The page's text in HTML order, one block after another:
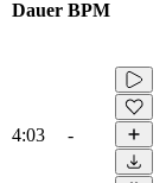
Dauer BPM
4:03 -